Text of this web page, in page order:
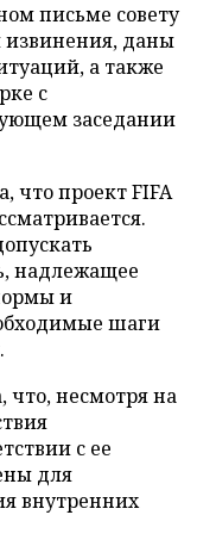
письме совету
даны
а также
с
заседании
что проект FIFA
надлежащее
и
шаги
что, несмотря на
с ее
для
внутренних